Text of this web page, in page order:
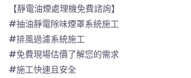
【靜電油煙處理機免費諮詢】
#抽油靜電除味煙罩系統施工
#排風過濾系統施工
#免費現場估價了解您的需求
#施工快速且安全